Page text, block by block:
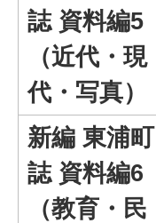
誌 資料編5
（近代・現
代・写真）
新編 東浦町
誌 資料編6
（教育・民